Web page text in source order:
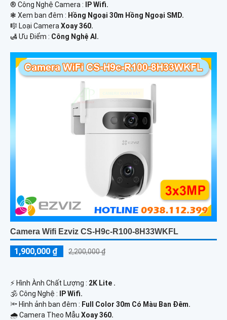
®️ Công Nghệ Camera :
IP Wifi.
❃ Xem ban đêm : Hồng Ngoại 30m Hồng Ngoại SMD.
🎼️ Loại CameraXoay 360.
️🛃 Ưu Điểm : Công Nghệ AI.
Camera Wifi Ezviz CS-H9c-R100-8H33WKFL
1,900,000 ₫ 2,200,000 ₫
️⚡ Hình Ành Chất Lượng : 2K Lite .
🕉️ Công Nghệ :
IP Wifi.
🔦 Hình ảnh ban đêm : Full Color 30m Có Màu Ban Ðêm.
🌧️ Camera Theo Mẫu Xoay 360.